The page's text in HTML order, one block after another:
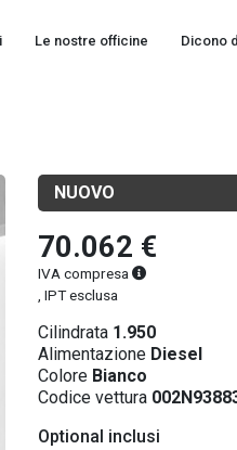
Le nostre officine Dicono
NUOVO
70.062 €
IVA compresa
, IPT esclusa
Cilindrata 1.950
Alimentazione Diesel
Colore Bianco
Codice vettura
Optional inclusi